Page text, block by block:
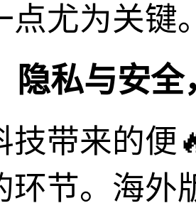
点尤为关键
隐私与安
技带来的便
环节。海外